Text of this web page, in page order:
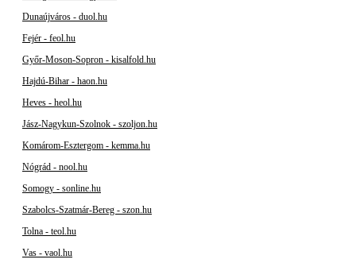
Dunaújváros - duol.hu
Fejér - feol.hu
Győr-Moson-Sopron - kisalfold.hu
Hajdú-Bihar - haon.hu
Heves - heol.hu
Jász-Nagykun-Szolnok - szoljon.hu
Komárom-Esztergom - kemma.hu
Nógrád - nool.hu
Somogy - sonline.hu
Szabolcs-Szatmár-Bereg - szon.hu
Tolna - teol.hu
Vas - vaol.hu